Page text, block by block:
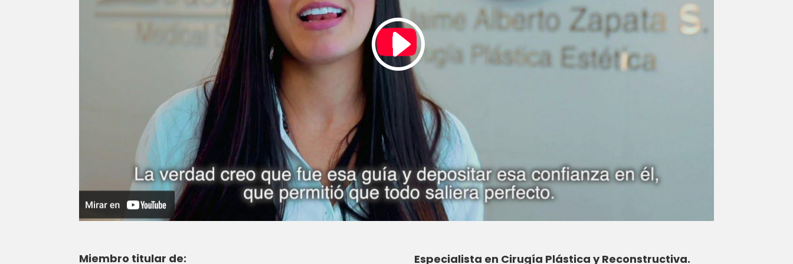
Miembro titular de: Especialista en Cirugía Plástica y Reconstructiva.